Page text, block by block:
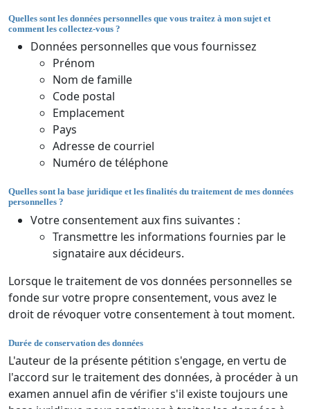
Quelles sont les données personnelles que vous traitez à mon sujet et
comment les collectez-vous ?
Données personnelles que vous fournissez
Prénom
Nom de famille
Code postal
Emplacement
Pays
Adresse de courriel
Numéro de téléphone
Quelles sont la base juridique et les finalités du traitement de mes données
personnelles ?
Votre consentement aux fins suivantes :
Transmettre les informations fournies par le
signataire aux décideurs.
Lorsque le traitement de vos données personnelles se
fonde sur votre propre consentement, vous avez le
droit de révoquer votre consentement à tout moment.
Durée de conservation des données
L'auteur de la présente pétition s'engage, en vertu de
l'accord sur le traitement des données, à procéder à un
examen annuel afin de vérifier s'il existe toujours une